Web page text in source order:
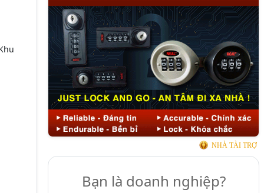
NHÀ TÀI TRỢ
Bạn là doanh nghiệp?